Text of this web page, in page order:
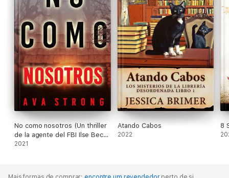
No como nosotros (Un thriller
de la agente del FBI Ilse Beck
—Libro 1)
2021
Atando Cabos
2022
8